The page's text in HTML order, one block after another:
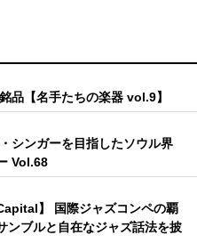
品【名手たちの楽器 vol.9】
シンガーを目指したソウル界
Vol.68
】 国際ジャズコンペの覇
ンブルと自在なジャズ話法を披